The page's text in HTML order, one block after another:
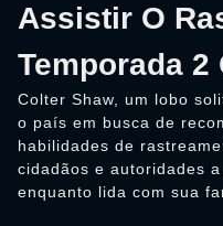
Assistir O
Temporada
Colter Shaw, um lobo
o país em busca de
habilidades de
cidadãos e autoridades
enquanto lida com sua